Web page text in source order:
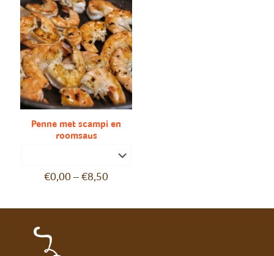
Penne met scampi en
roomsaus
€0,00 –€8,50